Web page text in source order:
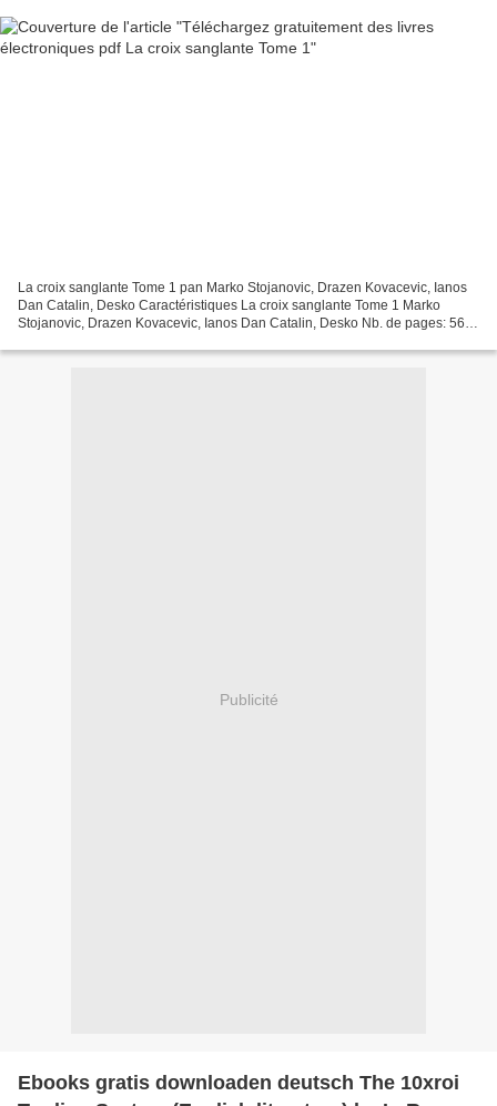
La croix sanglante Tome 1 pan Marko Stojanovic, Drazen Kovacevic, Ianos
Dan Catalin, Desko Caractéristiques La croix sanglante Tome 1 Marko
Stojanovic, Drazen Kovacevic, Ianos Dan Catalin, Desko Nb. de pages: 56
Publicité
Ebooks gratis downloaden deutsch The 10xroi